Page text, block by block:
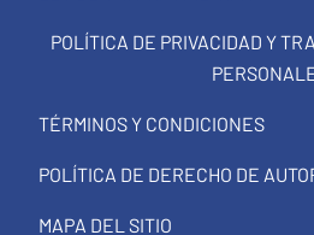
POLÍTICA DE PRIVACIDAD Y
TÉRMINOS Y CONDICIONES
POLÍTICA DE DERECHO DE
MAPA DEL SITIO